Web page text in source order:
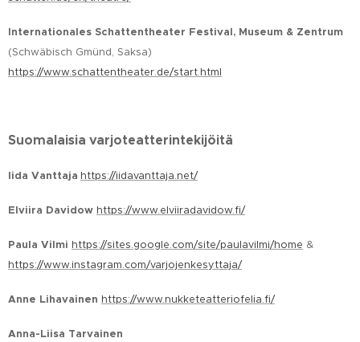
Internationales Schattentheater Festival, Museum & Zentrum
(Schwäbisch Gmünd, Saksa)
https://www.schattentheater.de/start.html
Suomalaisia varjoteatterintekijöitä
Iida Vanttaja https://iidavanttaja.net/
Elviira Davidow https://www.elviiradavidow.fi/
Paula Vilmi https://sites.google.com/site/paulavilmi/home &
https://www.instagram.com/varjojenkesyttaja/
Anne Lihavainen https://www.nukketeatteriofelia.fi/
Anna-Liisa Tarvainen